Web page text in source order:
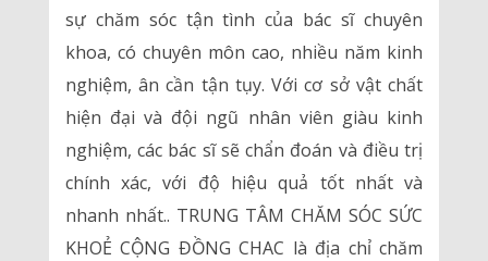
sự chăm sóc tận tình của bác sĩ chuyên
khoa, có chuyên môn cao, nhiều năm kinh
nghiệm, ân cần tận tụy. Với cơ sở vật chất
hiện đại và đội ngũ nhân viên giàu kinh
nghiệm, các bác sĩ sẽ chẩn đoán và điều trị
chính xác, với độ hiệu quả tốt nhất và
nhanh nhất.. TRUNG TÂM CHĂM SÓC SỨC
KHOẺ CỘNG ĐỒNG CHAC là địa chỉ chăm